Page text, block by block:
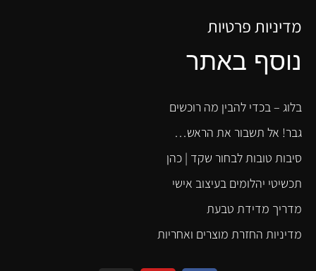
מדיניות פרטיות
נוסף באתר
בלוג – בכדי להבין מה רוכשים
גבר! אל תשבור את הראש…
סיבות טובות לבחור שקד | כהן
תכשיטי יהלומים בעיצוב אישי
מדריך מדידת טבעת
מדיניות החזרת מוצרים ואחריות